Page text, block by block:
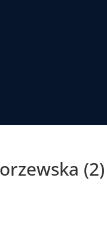
(2)